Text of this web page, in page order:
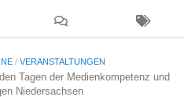
/ VERANSTALTUNGEN
Tagen der Medienkompetenz und
Niedersachsen